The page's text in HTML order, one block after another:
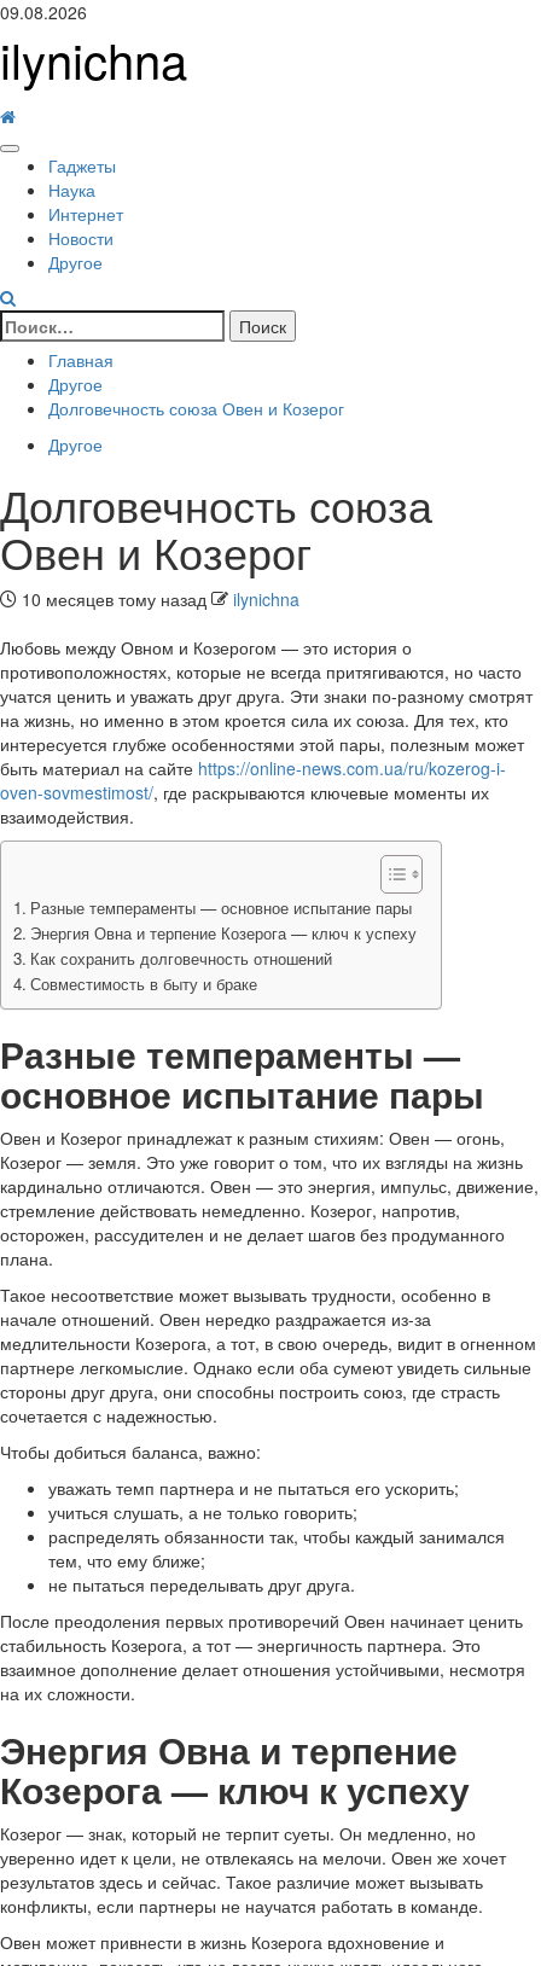
Перейти
содержимому
09.08.2026
ilynichna
Основное
меню
Гаджеты
Наука
Интернет
Новости
Другое
Найти:
Главная
Другое
Долговечность союза Овен и Козерог
Другое
Долговечность союза
Овен и Козерог
10 месяцев тому назад
ilynichna
Любовь между Овном и Козерогом — это история о
противоположностях, которые не всегда притягиваются, но часто
учатся ценить и уважать друг друга. Эти знаки по-разному смотрят
на жизнь, но именно в этом кроется сила их союза. Для тех, кто
интересуется глубже особенностями этой пары, полезным может
быть материал на сайте https://online-news.com.ua/ru/kozerog-i-
oven-sovmestimost/, где раскрываются ключевые моменты их
взаимодействия.
Разные темпераменты — основное испытание пары
Энергия Овна и терпение Козерога — ключ к успеху
Как сохранить долговечность отношений
Совместимость в быту и браке
Разные темпераменты —
основное испытание пары
Овен и Козерог принадлежат к разным стихиям: Овен — огонь,
Козерог — земля. Это уже говорит о том, что их взгляды на жизнь
кардинально отличаются. Овен — это энергия, импульс, движение,
стремление действовать немедленно. Козерог, напротив,
осторожен, рассудителен и не делает шагов без продуманного
плана.
Такое несоответствие может вызывать трудности, особенно в
начале отношений. Овен нередко раздражается из-за
медлительности Козерога, а тот, в свою очередь, видит в огненном
партнере легкомыслие. Однако если оба сумеют увидеть сильные
стороны друг друга, они способны построить союз, где страсть
сочетается с надежностью.
Чтобы добиться баланса, важно:
уважать темп партнера и не пытаться его ускорить;
учиться слушать, а не только говорить;
распределять обязанности так, чтобы каждый занимался
тем, что ему ближе;
не пытаться переделывать друг друга.
После преодоления первых противоречий Овен начинает ценить
стабильность Козерога, а тот — энергичность партнера. Это
взаимное дополнение делает отношения устойчивыми, несмотря
на их сложности.
Энергия Овна и терпение
Козерога — ключ к успеху
Козерог — знак, который не терпит суеты. Он медленно, но
уверенно идет к цели, не отвлекаясь на мелочи. Овен же хочет
результатов здесь и сейчас. Такое различие может вызывать
конфликты, если партнеры не научатся работать в команде.
Овен может привнести в жизнь Козерога вдохновение и